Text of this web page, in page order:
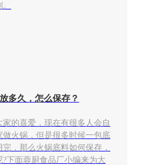
多久，怎么保存？
的喜爱，现在有很多人会自
做火锅，但是很多时候一包底
，那么火锅底料如何保存，
下面蓉厨食品厂小编来为大